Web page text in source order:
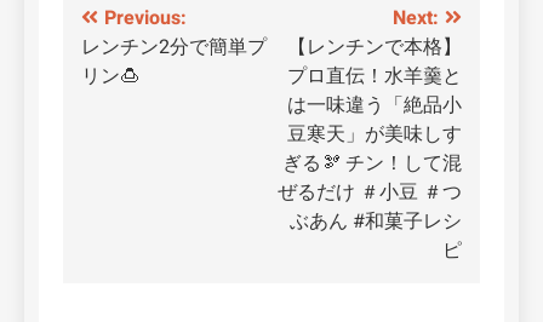
投
稿
Previous:
レンチン2分で簡単プ
リン🍮
Next:
【レンチンで本格】
プロ直伝！水羊羹と
は一味違う「絶品小
豆寒天」が美味しす
ぎる🫘 チン！して混
ぜるだけ ＃小豆 ＃つ
ぶあん #和菓子レシ
ピ